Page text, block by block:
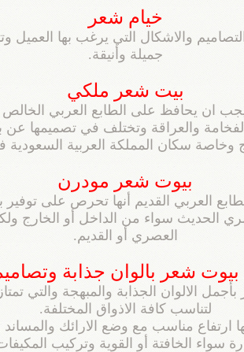
خيام شعر
والاشكال التي يرغب بها العميل
جميلة وأنيقة.
بيت شعر ملكي
ان يحافظ على الطابع العربي الخالص
والعراقة وتختلف في تصميمها
وخاصة سكان المملكة العربية
بيوت شعر مودرن
العربي القديم أنها تحرص على
الحديث سواء من الداخل أو الخارج
العصري أو القديم.
شعر بالوان جذابة
الجذابة والمبهجة والتي تمتاز
لتناسب كافة الاذواق المختلفة.
مناسب مع وضع الارائك
سواء الخافتة أو القوية وتركيب